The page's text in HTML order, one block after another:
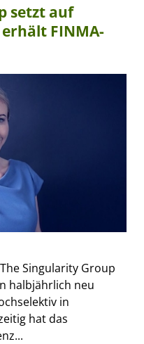
setzt auf
FINMA-
Singularity Group
halbjährlich neu
in
hat das